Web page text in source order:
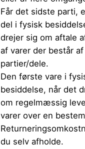
Får det sidste parti,
del i fysisk
drejer sig om aftale
af varer der består
partier/dele.
Den første vare i
besiddelse, når det
om regelmæssig
varer over en
du selv afholde.